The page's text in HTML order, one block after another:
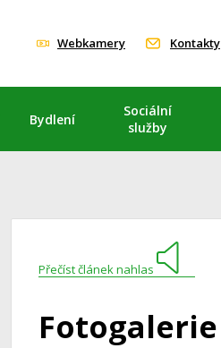
Webkamery Kontakty
Bydlení
Sociální
služby
Přečíst článek nahlas
Fotogalerie